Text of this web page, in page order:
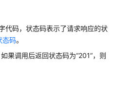
代码，状态码表示了请求响应的状
态码。
果调用后返回状态码为“201”，则